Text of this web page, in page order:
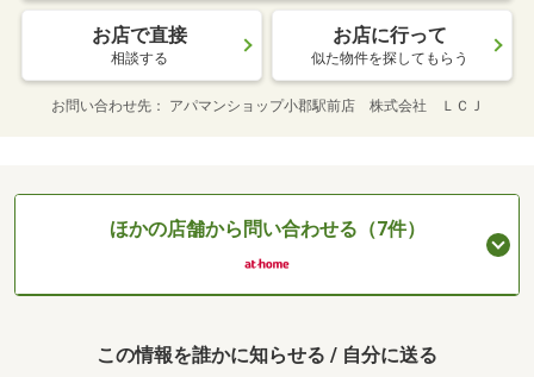
お店で直接
相談する
お店に行って
似た物件を探してもらう
お問い合わせ先 アパマンショップ小郡駅前店 株式会社 ＬＣＪ
ほかの店舗から問い合わせる（7件）
この情報を誰かに知らせる / 自分に送る